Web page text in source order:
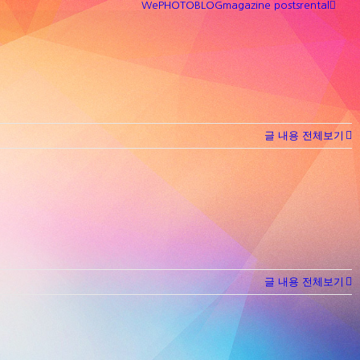
WePHOTOBLOGmagazine postsrental
글 내용 전체보기
글 내용 전체보기